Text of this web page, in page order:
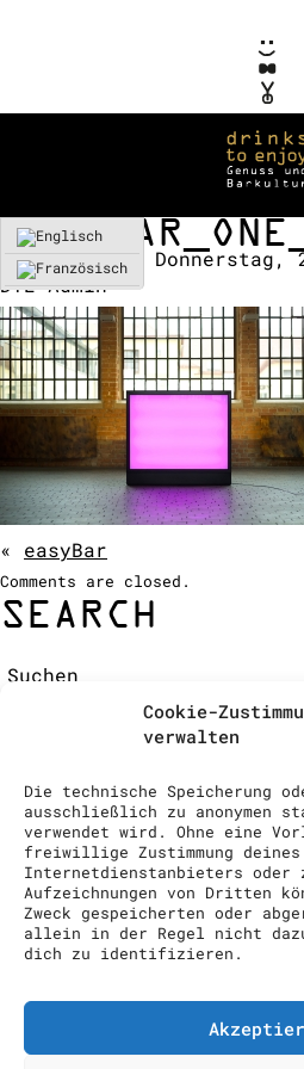
Cookie-
verwalten
Die technische Speicherung
ausschließlich zu anonymen
verwendet wird. Ohne eine
freiwillige Zustimmung deines
Internetdienstanbieters oder
Aufzeichnungen von Dritten
Zweck gespeicherten oder
allein in der Regel nicht dazu
dich zu identifizieren.
CORPORATE EVENTS
KONZEPTE / CONSULTING
REFERENZEN
VERMIETUNG
TEAM / KONTAKT
COCKTAIL SHOW
ANFRAGE
Erstellt am:
DTE-Admin
« easyBar
Comments are closed.
SEARCH
RECENT
ARCHIVES
CATEGORIES
Keine Kategorien
META
Anmelden
Eintrags-Feed
Kommentar-Feed
WordPress.org
74 10
Impressum